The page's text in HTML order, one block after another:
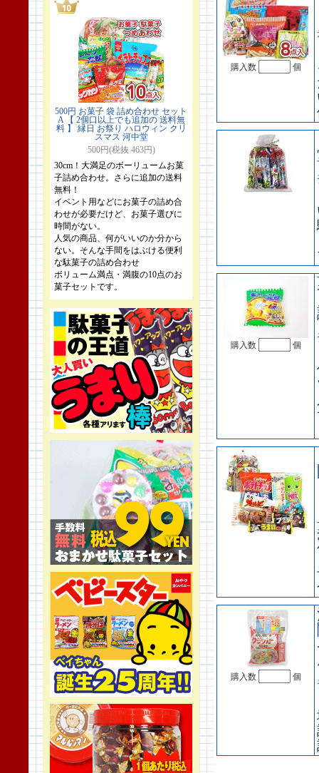
500円 お菓子 袋 詰め合わせ セット
A 【 2個口以上でも追加の 送料無
料 】 縁日 お祭り ハロウィン クリ
スマス 河中堂
500円(税抜 463円)
30cm！大満足のボーリュームお菓
子詰め合わせ。さらに追加の送料
無料！
イベント用などにお菓子の詰め合
わせが必要だけど、お菓子選びに
時間がない。
人気の商品、何がいいのか分から
ない。そんな手間をはぶける便利
な駄菓子の詰め合わせ
ボリューム満点・満腹の10点のお
菓子セットです。
購入数 個
購入数 個
購入数 個